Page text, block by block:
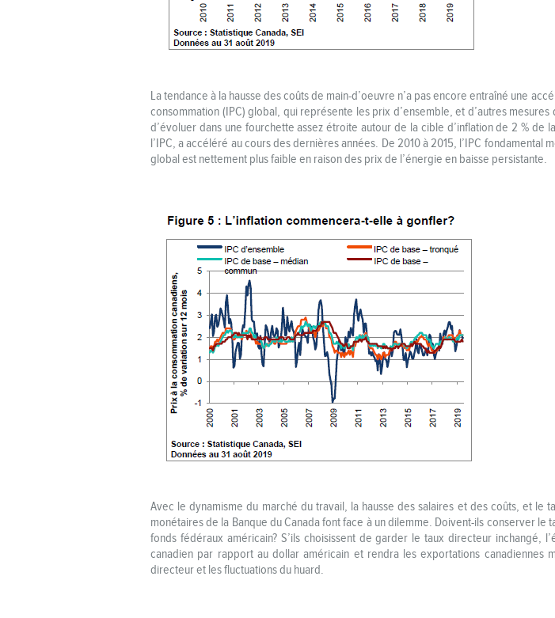
La tendance à la hausse des coûts de main-d’oeuvre n’a pas encore entraîné une
consommation (IPC) global, qui représente les prix d’ensemble, et d’autres
d’évoluer dans une fourchette assez étroite autour de la cible d’inflation de 2 %
l’IPC, a accéléré au cours des dernières années. De 2010 à 2015, l’IPC fondamental
global est nettement plus faible en raison des prix de l’énergie en baisse persistante.
Avec le dynamisme du marché du travail, la hausse des salaires et des coûts, et
monétaires de la Banque du Canada font face à un dilemme. Doivent-ils conserver
fonds fédéraux américain? S’ils choisissent de garder le taux directeur
canadien par rapport au dollar américain et rendra les exportations
directeur et les fluctuations du huard.